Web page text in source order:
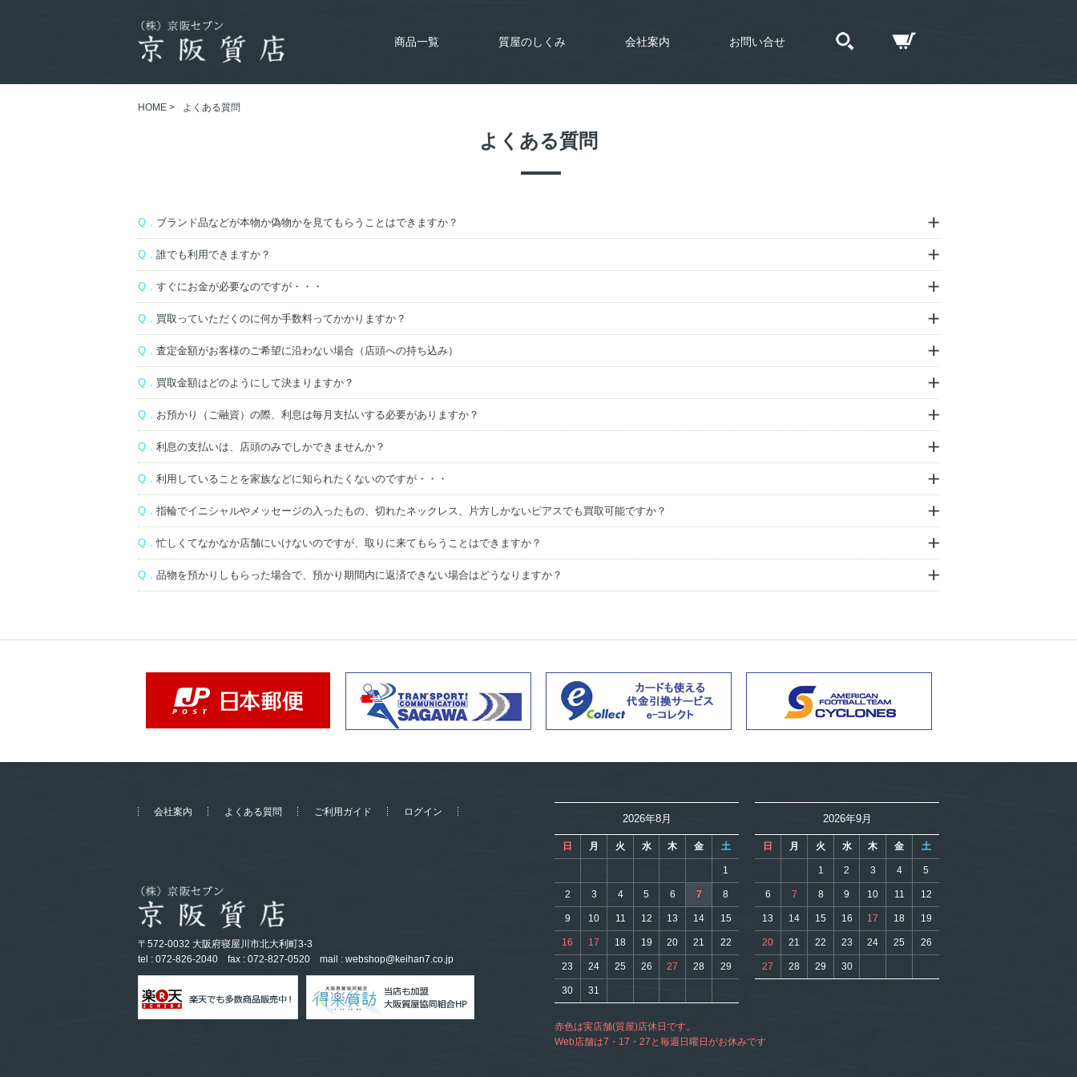
商品一覧 質屋のしくみ 会社案内 お問い合せ
HOME > よくある質問
よくある質問
Q． ブランド品などが本物か偽物かを見てもらうことはできますか？
Q． 誰でも利用できますか？
Q． すぐにお金が必要なのですが・・・
Q． 買取っていただくのに何か手数料ってかかりますか？
Q． 査定金額がお客様のご希望に沿わない場合（店頭への持ち込み）
Q． 買取金額はどのようにして決まりますか？
Q． お預かり（ご融資）の際、利息は毎月支払いする必要がありますか？
Q． 利息の支払いは、店頭のみでしかできませんか？
Q． 利用していることを家族などに知られたくないのですが・・・
Q． 指輪でイニシャルやメッセージの入ったもの、切れたネックレス、片方しかないピアスでも買取可能ですか？
Q．忙しくてなかなか店舗にいけないのですが、取りに来てもらうことはできますか？
Q． 品物を預かりしもらった場合で、預かり期間内に返済できない場合はどうなりますか？
会社案内 よくある質問 ご利用ガイド ログイン
2026年8月
日 月 火 水 木 金 土
1
2 3 4 5 6 7 8
9 10 11 12 13 14 15
16 17 18 19 20 21 22
23 24 25 26 27 28 29
30 31
2026年9月
日 月 火 水 木 金 土
1 2 3 4 5
6 7 8 9 10 11 12
13 14 15 16 17 18 19
20 21 22 23 24 25 26
27 28 29 30
赤色は実店舗(質屋)店休日です。
Web店舗は7・17・27と毎週日曜日がお休みです
〒572-0032 大阪府寝屋川市北大利町3-3
tel : 072-826-2040 fax : 072-827-0520 mail : webshop@keihan7.co.jp